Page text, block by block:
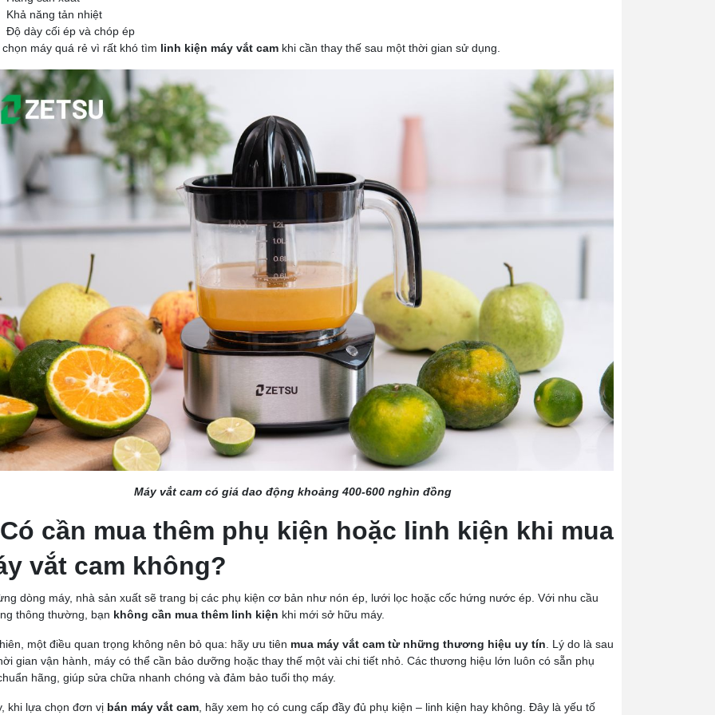
Khả năng tản nhiệt
Độ dày cối ép và chóp ép
máy quá rẻ vì rất khó tìm linh kiện máy vắt cam khi cần thay thế sau một thời gian sử dụng.
Máy vắt cam có giá dao động khoảng 400-600 nghìn đồng
cần mua thêm phụ kiện hoặc linh kiện khi mua
vắt cam không?
dòng máy, nhà sản xuất sẽ trang bị các phụ kiện cơ bản như nón ép, lưới lọc hoặc cốc hứng nước ép. Với nhu cầu
thông thường, bạn không cần mua thêm linh kiện khi mới sở hữu máy.
một điều quan trọng không nên bỏ qua: hãy ưu tiên mua máy vắt cam từ những thương hiệu uy tín. Lý do là sau
gian vận hành, máy có thể cần bảo dưỡng hoặc thay thế một vài chi tiết nhỏ. Các thương hiệu lớn luôn có sẵn phụ
hãng, giúp sửa chữa nhanh chóng và đảm bảo tuổi thọ máy.
khi lựa chọn đơn vị bán máy vắt cam, hãy xem họ có cung cấp đầy đủ phụ kiện – linh kiện hay không. Đây là yếu tố